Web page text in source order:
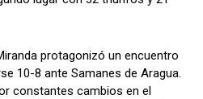
protagonizó un encuentro
10-8 ante Samanes de Aragua.
constantes cambios en el